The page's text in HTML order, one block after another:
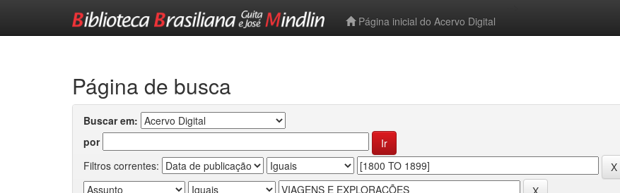
Página inicial do Acervo Digital
Página de busca
Buscar em:
por
Filtros correntes: